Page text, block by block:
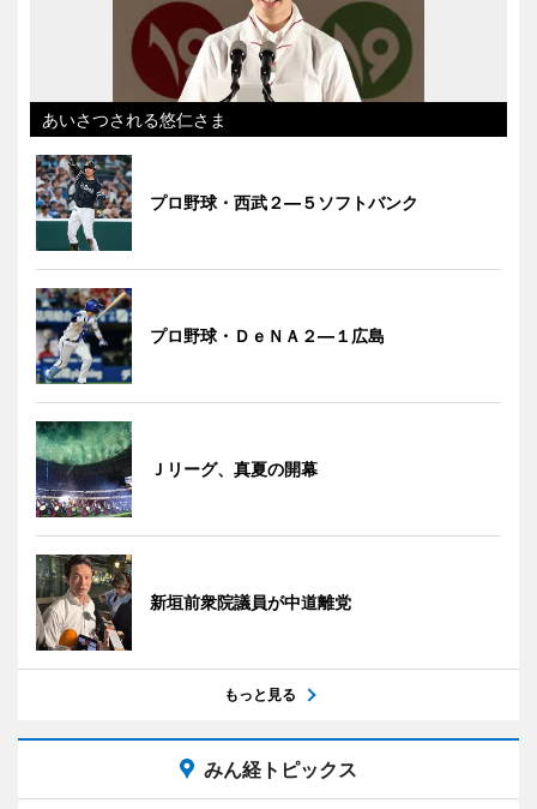
あいさつされる悠仁さま
プロ野球・西武２―５ソフトバンク
プロ野球・ＤｅＮＡ２―１広島
Ｊリーグ、真夏の開幕
新垣前衆院議員が中道離党
もっと見る
みん経トピックス